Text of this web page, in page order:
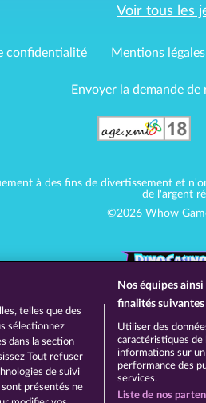
Voir tous les
confidentialité Mentions légales
Envoyer la demande
à des fins de divertissement et
de l'argent
©2026 Whow
telles que des
sélectionnez
dans la section
Tout refuser
de suivi
présentés ne
Nos équipes
finalités suivantes
Utiliser des
caractéristiques de
informations sur
performance des
services.
Liste de nos